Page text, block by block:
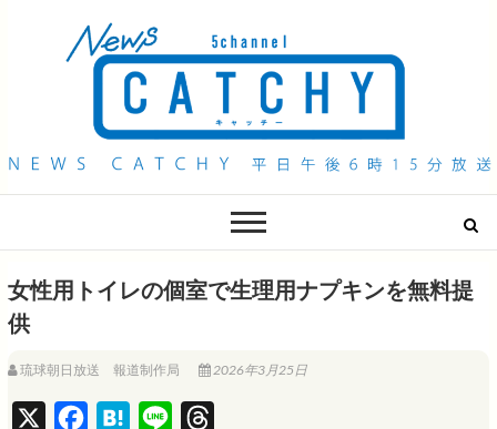
QAB NEWS Headline
女性用トイレの個室で生理用ナプキンを無料提
供
琉球朝日放送 報道制作局 2026年3月25日
H